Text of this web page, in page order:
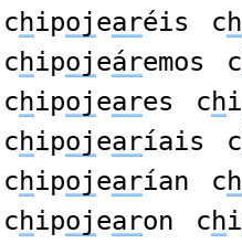
chipojearéis ch
chipojeáremos c
chipojeares ch
chipojearíais c
chipojearían ch
chipojearon chi